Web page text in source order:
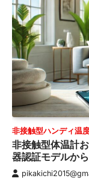
非接触型ハンディ温
非接触型体温計
器認証モデルか